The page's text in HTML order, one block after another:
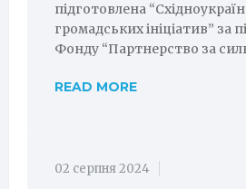
підготовлена
громадських ініціатив” за
Фонду “Партнерство за
READ MORE
02 серпня 2024